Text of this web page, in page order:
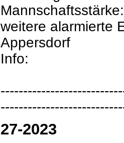
weitere alarmierte
Appersdorf
Info:
27-2023